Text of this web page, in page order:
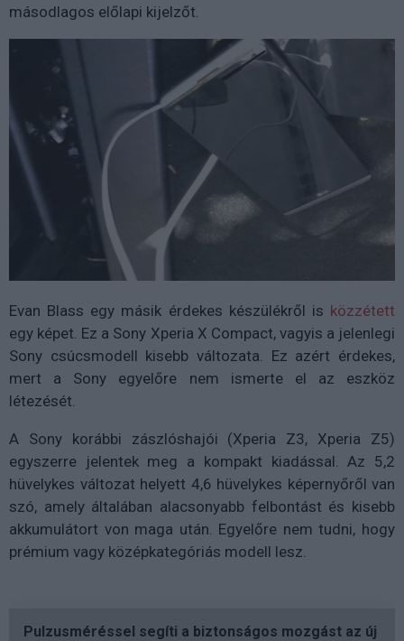
másodlagos előlapi kijelzőt.
Evan Blass egy másik érdekes készülékről is közzétett
egy képet. Ez a Sony Xperia X Compact, vagyis a jelenlegi
Sony csúcsmodell kisebb változata. Ez azért érdekes,
mert a Sony egyelőre nem ismerte el az eszköz
létezését.
A Sony korábbi zászlóshajói (Xperia Z3, Xperia Z5)
egyszerre jelentek meg a kompakt kiadással. Az 5,2
hüvelykes változat helyett 4,6 hüvelykes képernyőről van
szó, amely általában alacsonyabb felbontást és kisebb
akkumulátort von maga után. Egyelőre nem tudni, hogy
prémium vagy középkategóriás modell lesz.
Pulzusméréssel segíti a biztonságos mozgást az új